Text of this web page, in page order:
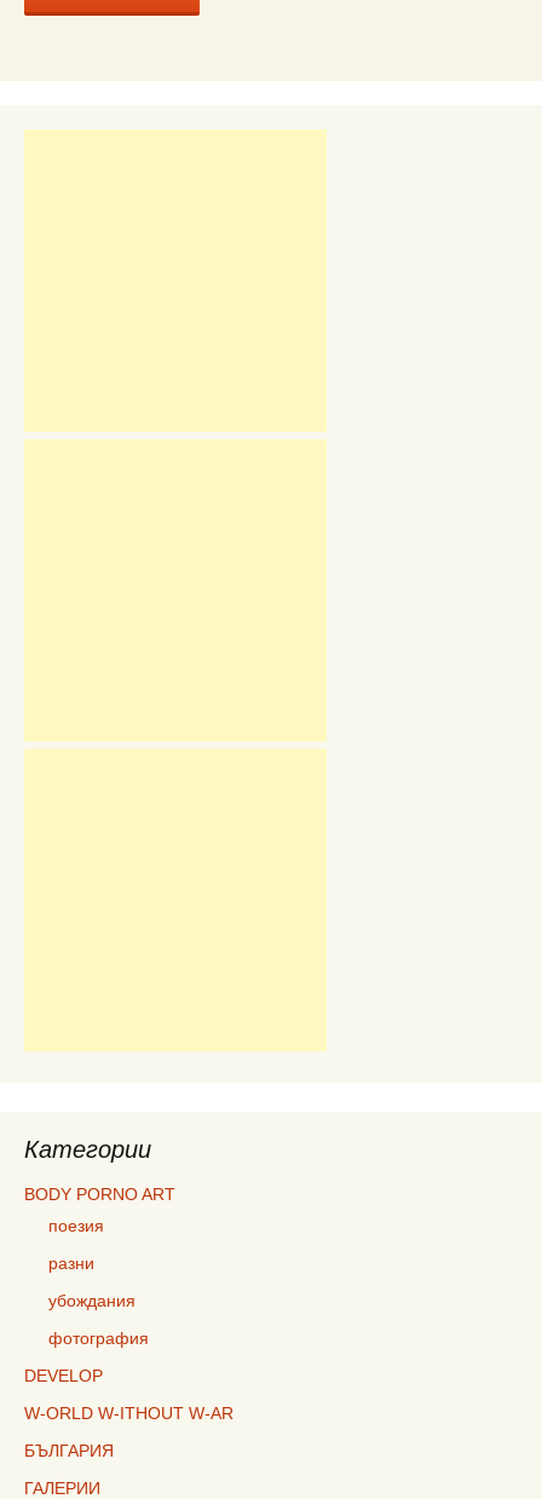
Категории
BODY PORNO ART
поезия
разни
убождания
фотография
DEVELOP
W-ORLD W-ITHOUT W-AR
БЪЛГАРИЯ
ГАЛЕРИИ